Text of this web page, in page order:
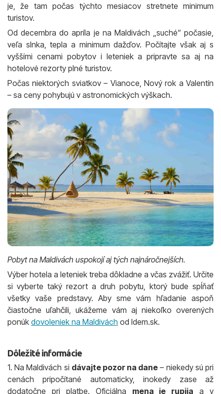
je, že tam počas týchto mesiacov stretnete minimum
turistov.
Od decembra do apríla je na Maldivách „suché“ počasie,
veľa slnka, tepla a minimum dažďov. Počítajte však aj s
vyššími cenami pobytov i leteniek a pripravte sa aj na
hotelové rezorty plné turistov.
Počas niektorých sviatkov – Vianoce, Nový rok a Valentín
– sa ceny pohybujú v astronomických výškach.
Pobyt na Maldivách uspokojí aj tých najnáročnejších.
Výber hotela a leteniek treba dôkladne a včas zvážiť. Určite
si vyberte taký rezort a druh pobytu, ktorý bude spĺňať
všetky vaše predstavy. Aby sme vám hľadanie aspoň
čiastočne uľahčili, ukážeme vám aj niekoľko overených
ponúk dovoleniek na Maldivách od Idem.sk.
Dôležité informácie
1. Na Maldivách si dávajte pozor na dane – niekedy sú pri
cenách pripočítané automaticky, inokedy zase až
dodatočne pri platbe. Oficiálna mena je rupija a v